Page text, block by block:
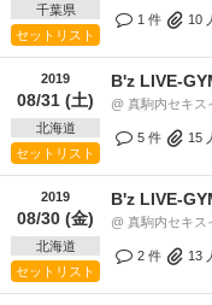
千葉県
セットリスト
1 件 10
2019
08/31 (土)
北海道
セットリスト
B'z LIVE-
@ 真駒内セキ
5 件 15
2019
08/30 (金)
北海道
セットリスト
B'z LIVE-
@ 真駒内セキ
2 件 13